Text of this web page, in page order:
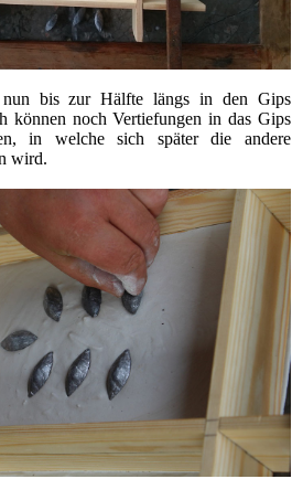
bis zur Hälfte längs in den Gips
können noch Vertiefungen in das Gips
in welche sich später die andere
wird.